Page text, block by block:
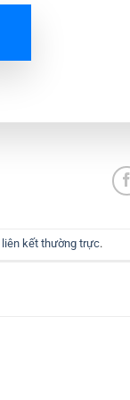
liên kết thường trực.